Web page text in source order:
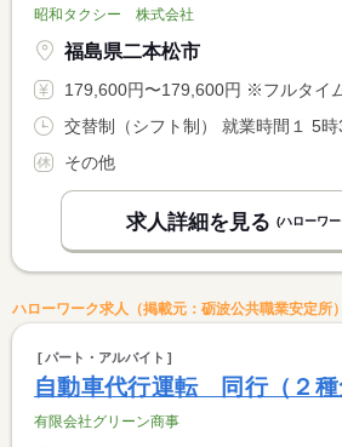
昭和タクシー 株式会社
福島県二本松市
179,600円〜179,600円 ※フルタイム求人の場合は月額（換算額）、パート求
その他
求人詳細を見る (ハローワ
ハローワーク求人（掲載元：砺波公共職業安定所）
パート・アルバイト
自動車代行運転 同行（２種
有限会社グリーン商事